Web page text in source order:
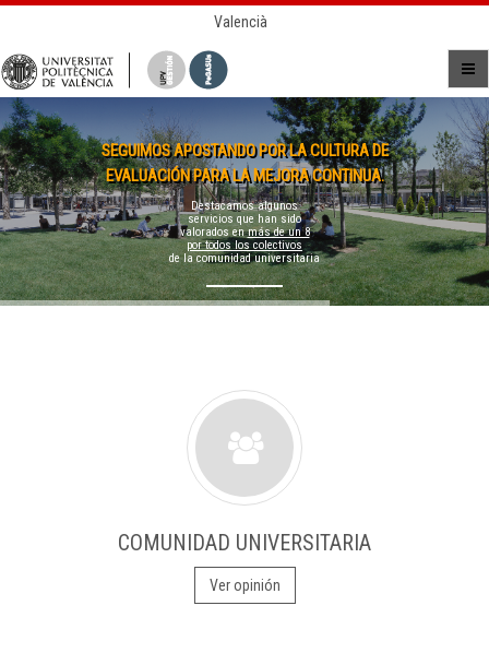
Valencià
SEGUIMOS APOSTANDO POR LA CULTURA DE
EVALUACIÓN PARA LA MEJORA CONTINUA.
Destacamos algunos
servicios que han sido
valorados enmás de un 8
por todos los colectivos
de la comunidad universitaria
COMUNIDAD UNIVERSITARIA
Ver opinión